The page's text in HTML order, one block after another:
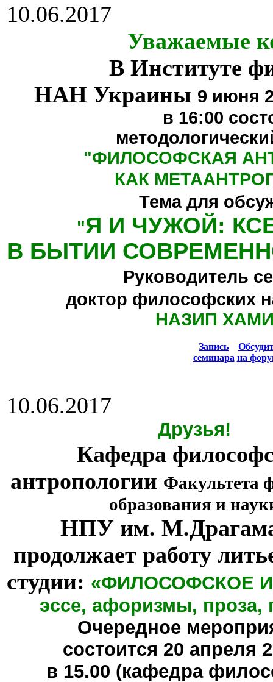
10.06.2017
Уважаемые
В Институте
НАН Украины 9 июня
в 16:00
"ФИЛОСОФСКАЯ
КАК
Тема для
"Я И ЧУЖОЙ:
В БЫТИИ
Руководитель
доктор философских
НАЗИП
Запись
семинара на
10.06.2017
Друзья!
Кафедра
антропологии Факультета
образования и
НПУ им.
продолжает работу
студии: «ФИЛОСОФСКОЕ
эссе, афоризмы, проза,
Очередное
состоится 20 апреля
в 15.00 (кафедра